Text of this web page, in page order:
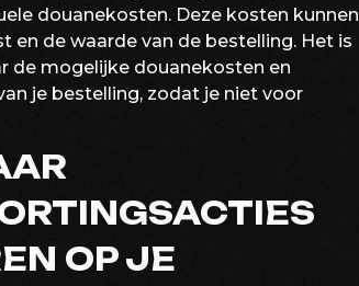
douanekosten. Deze kosten kunnen
en de waarde van de bestelling. Het is
de mogelijke douanekosten en
je bestelling, zodat je niet voor
OP JE